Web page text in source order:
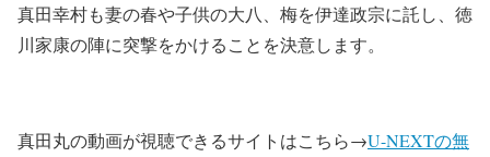
真田幸村も妻の春や子供の大八、梅を伊達政宗に託し、徳
川家康の陣に突撃をかけることを決意します。
真田丸の動画が視聴できるサイトはこちら→U-NEXTの無